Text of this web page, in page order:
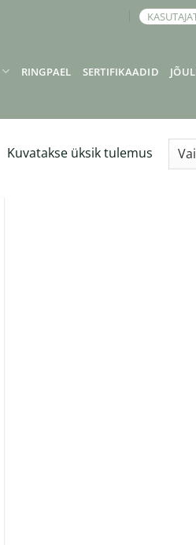
RINGPAEL SERTIFIKAADID
Kuvatakse üksik tulemus